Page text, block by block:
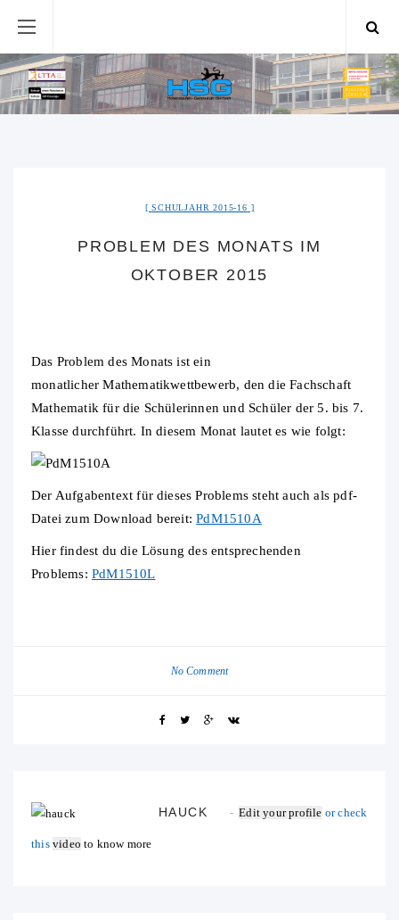
SCHULJAHR 2015-16
PROBLEM DES MONATS IM
OKTOBER 2015
Das Problem des Monats ist ein
monatlicher Mathematikwettbewerb, den die Fachschaft
Mathematik für die Schülerinnen und Schüler der 5. bis 7.
Klasse durchführt. In diesem Monat lautet es wie folgt:
Der Aufgabentext für dieses Problems steht auch als pdf-
Datei zum Download bereit:PdM1510A
Hier findest du die Lösung des entsprechenden
Problems: PdM1510L
No Comment
HAUCK Edit your profile or check
this video to know more